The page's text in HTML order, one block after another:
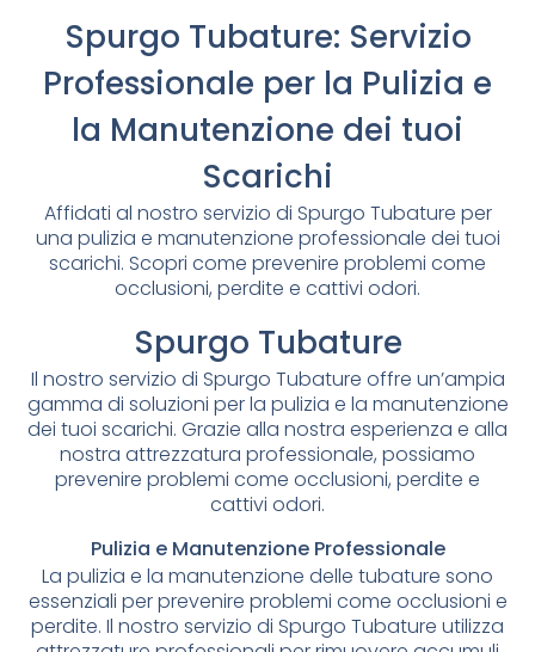
Spurgo Tubature: Servizio
Professionale per la Pulizia e
la Manutenzione dei tuoi
Scarichi
Affidati al nostro servizio di Spurgo Tubature per
una pulizia e manutenzione professionale dei tuoi
scarichi. Scopri come prevenire problemi come
occlusioni, perdite e cattivi odori.
Spurgo Tubature
Il nostro servizio di Spurgo Tubature offre un’ampia
gamma di soluzioni per la pulizia e la manutenzione
dei tuoi scarichi. Grazie alla nostra esperienza e alla
nostra attrezzatura professionale, possiamo
prevenire problemi come occlusioni, perdite e
cattivi odori.
Pulizia e Manutenzione Professionale
La pulizia e la manutenzione delle tubature sono
essenziali per prevenire problemi come occlusioni e
perdite. Il nostro servizio di Spurgo Tubature utilizza